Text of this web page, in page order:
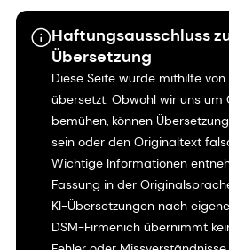
Haftungsausschluss
Übersetzung
Diese Seite wurde mithilfe
übersetzt. Obwohl wir uns um
bemühen, können
sein oder den Originaltext
Wichtige Informationen
Fassung in der
KI-Übersetzungen nach
DSM-Firmenich übernimmt
Hinweis zum Datenschutz
Bedingungen für die Nutzung
Bedingungen und Konditionen
Kalifornien-Transparenz
Erklärung zur Zugänglichkeit